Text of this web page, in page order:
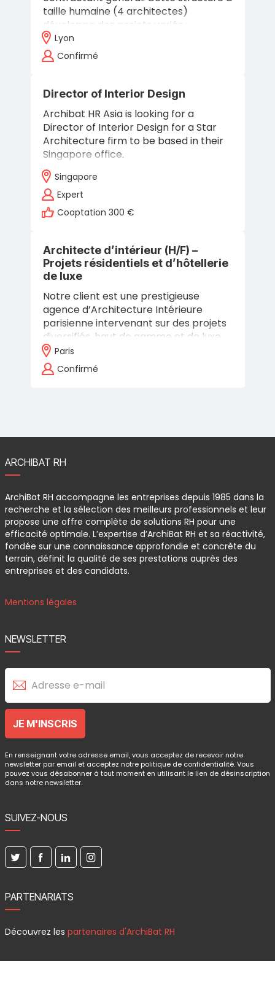
taille humaine (4 architectes)
développe des projets variés :
Résidences…
Lyon
Confirmé
Director of Interior Design
Archibat HR Asia is looking for a
Director of Interior Design for a Star
Architecture firm to be based in their
Singapore office.
Singapore
Expert
Cooptation 300 €
Architecte d’intérieur (H/F) –
Projets résidentiels et d’hôtellerie
de luxe
Notre client est une prestigieuse
agence d’Architecture Intérieure
parisienne intervenant sur des projets
diversifiés, haut de gamme et de luxe
(résidentiel, hôtellerie, retail, tertiaire).
Elle réalise des projets en…
Paris
Confirmé
ARCHIBAT RH
ArchiBat RH accompagne les entreprises depuis 1985 dans la
recherche et la sélection des meilleurs professionnels et leur
propose une offre complète de solutions RH pour une
efficacité optimale. L’expertise d’ArchiBat RH et sa réactivité,
fondée sur une connaissance approfondie et concrète du
terrain, définit la qualité de ses prestations auprès des
entreprises et des candidats.
Mentions légales
NEWSLETTER
En renseignant votre adresse email, vous acceptez de recevoir notre
newsletter par email et acceptez notre politique de confidentialité. Vous
pouvez vous désabonner à tout moment en utilisant le lien de désinscription
dans notre newsletter.
SUIVEZ-NOUS
PARTENARIATS
Découvrez les partenaires d'ArchiBat RH